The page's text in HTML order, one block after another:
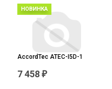
AccordTec ATEC-I5D-111
7 458 ₽